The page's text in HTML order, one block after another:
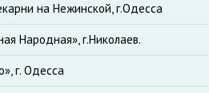
на Нежинской, г.Одесса
Народная», г.Николаев.
г. Одесса